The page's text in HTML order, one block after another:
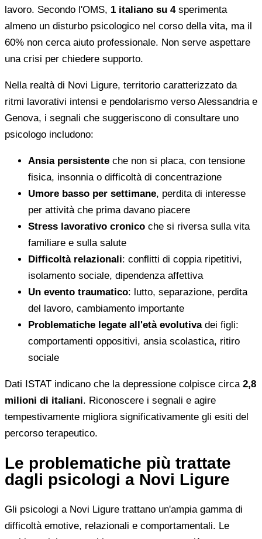
lavoro. Secondo l'OMS, 1 italiano su 4sperimenta
almeno un disturbo psicologico nel corso della vita, ma il
60% non cerca aiuto professionale. Non serve aspettare
una crisi per chiedere supporto.
Nella realtà di Novi Ligure, territorio caratterizzato da
ritmi lavorativi intensi e pendolarismo verso Alessandria e
Genova, i segnali che suggeriscono di consultare uno
psicologo includono:
Ansia persistente che non si placa, con tensione
fisica, insonnia o difficoltà di concentrazione
Umore basso per settimane, perdita di interesse
per attività che prima davano piacere
Stress lavorativo cronico che si riversa sulla vita
familiare e sulla salute
Difficoltà relazionali: conflitti di coppia ripetitivi,
isolamento sociale, dipendenza affettiva
Un evento traumatico: lutto, separazione, perdita
del lavoro, cambiamento importante
Problematiche legate all'età evolutivadei figli:
comportamenti oppositivi, ansia scolastica, ritiro
sociale
Dati ISTAT indicano che la depressione colpisce circa 2,8
milioni di italiani. Riconoscere i segnali e agire
tempestivamente migliora significativamente gli esiti del
percorso terapeutico.
Le problematiche più trattate
dagli psicologi a Novi Ligure
Gli psicologi a Novi Ligure trattano un'ampia gamma di
difficoltà emotive, relazionali e comportamentali. Le